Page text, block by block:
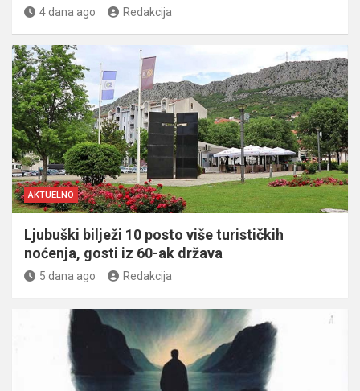
4 dana ago Redakcija
AKTUELNO
Ljubuški bilježi 10 posto više turističkih
noćenja, gosti iz 60-ak država
5 dana ago Redakcija